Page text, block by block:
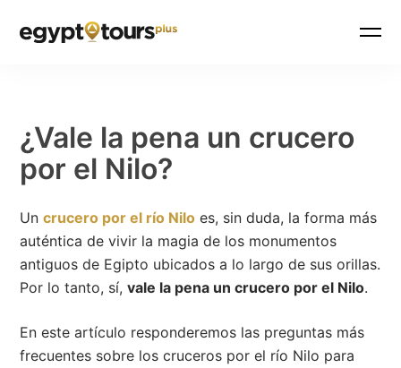
¿Vale la pena un crucero
por el Nilo?
Uncrucero por el río Nilo es, sin duda, la forma más
auténtica de vivir la magia de los monumentos
antiguos de Egipto ubicados a lo largo de sus orillas.
Por lo tanto, sí,vale la pena un crucero por el Nilo.
En este artículo responderemos las preguntas más
frecuentes sobre los cruceros por el río Nilo para